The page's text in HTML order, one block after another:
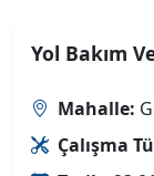
Yol Bakım
Mahalle:
Çalışma